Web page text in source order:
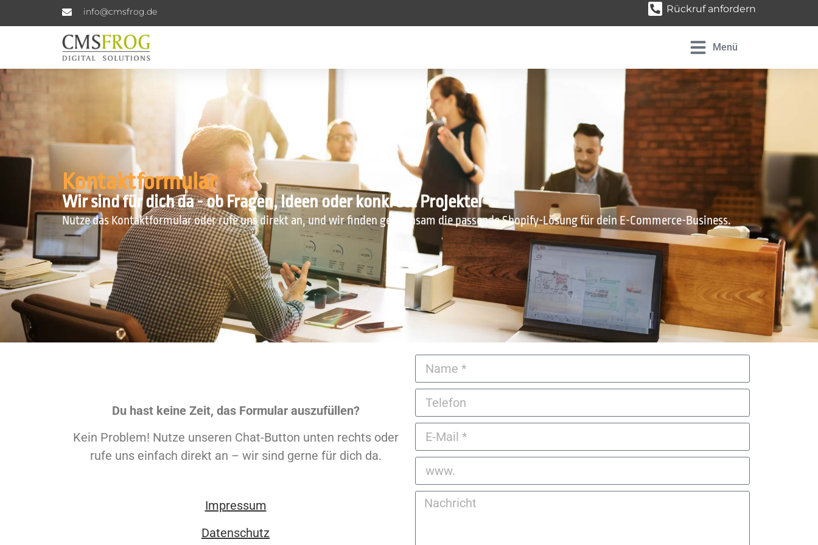
info@cmsfrog.de Rückruf anfordern
Menü
Kontaktformular
Wir sind für dich da - ob Fragen, Ideen oder konkrete Projekte!
Nutze das Kontaktformular oder rufe uns direkt an, und wir finden gemeinsam die passende Shopify-Lösung für dein E-Commerce-Business.
Du hast keine Zeit, das Formular auszufüllen?
Kein Problem! Nutze unseren Chat-Button unten rechts oder
rufe uns einfach direkt an – wir sind gerne für dich da.
Impressum
Datenschutz